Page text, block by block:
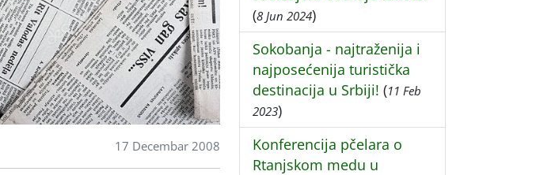
17 Decembar 2008
(8 Jun 2024)
Sokobanja - najtraženija i
najposećenija turistička
destinacija u Srbiji! (11 Feb
2023)
Konferencija pčelara o
Rtanjskom medu u